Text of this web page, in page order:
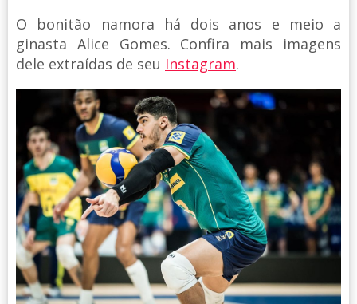
O bonitão namora há dois anos e meio a
ginasta Alice Gomes. Confira mais imagens
dele extraídas de seu Instagram.